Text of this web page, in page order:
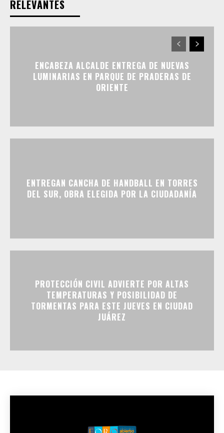
RELEVANTES
ENCABEZA ALCALDE ENTREGA DE NUEVAS
LUMINARIAS EN PARQUE DE PRADERAS DE
ORIENTE
ENTREGAN CANCHA DE HANDBALL EN TORRES
DEL SUR, OBRA ELEGIDA POR LA CIUDADANÍA
PROTECCIÓN CIVIL ADVIERTE POR ALTAS
TEMPERATURAS Y POSIBILIDAD DE
TORMENTAS PARA ESTE JUEVES EN CIUDAD
JUÁREZ